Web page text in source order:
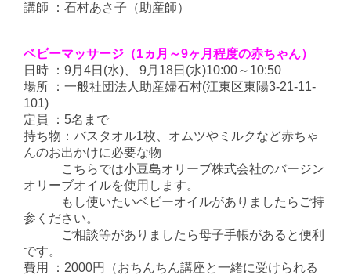
講師 ：石村あさ子（助産師）
ベビーマッサージ（1ヵ月～9ヶ月程度の赤ちゃん）
日時 ：9月4日(水)、 9月18日(水)10:00～10:50
場所 ：一般社団法人助産婦石村(江東区東陽3-21-11-
101)
定員 ：5名まで
持ち物：バスタオル1枚、オムツやミルクなど赤ちゃ
んのお出かけに必要な物
こちらでは小豆島オリーブ株式会社のバージン
オリーブオイルを使用します。
もし使いたいベビーオイルがありましたらご持
参ください。
ご相談等がありましたら母子手帳があると便利
です。
費用 ：2000円（おちんちん講座と一緒に受けられる